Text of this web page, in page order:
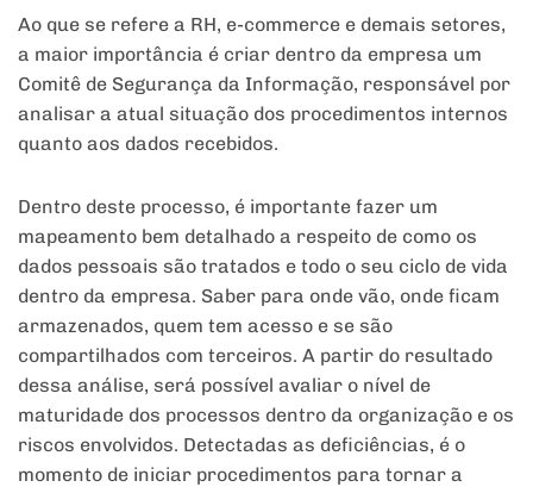
Ao que se refere a RH, e-commerce e demais setores,
a maior importância é criar dentro da empresa um
Comitê de Segurança da Informação, responsável por
analisar a atual situação dos procedimentos internos
quanto aos dados recebidos.
Dentro deste processo, é importante fazer um
mapeamento bem detalhado a respeito de como os
dados pessoais são tratados e todo o seu ciclo de vida
dentro da empresa. Saber para onde vão, onde ficam
armazenados, quem tem acesso e se são
compartilhados com terceiros. A partir do resultado
dessa análise, será possível avaliar o nível de
maturidade dos processos dentro da organização e os
riscos envolvidos. Detectadas as deficiências, é o
momento de iniciar procedimentos para tornar a